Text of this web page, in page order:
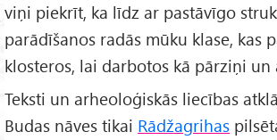
viņi piekrīt, ka līdz ar pastāvīgo
parādīšanos radās mūku klase, kas
klosteros, lai darbotos kā pārziņi
Teksti un arheoloģiskās liecības
Budas nāves tikai Rādžagrihas